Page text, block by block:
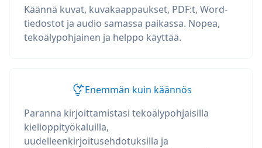
Käännä kuvat, kuvakaappaukset, PDF:t, Word-
tiedostot ja audio samassa paikassa. Nopea,
tekoälypohjainen ja helppo käyttää.
Enemmän kuin käännös
Paranna kirjoittamistasi tekoälypohjaisilla
kielioppityökaluilla,
uudelleenkirjoitusehdotuksilla ja